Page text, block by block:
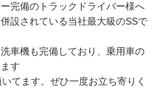
完備のトラックドライバー様へ
設されている当社最大級のSSで
車機も完備しており、乗用車の
す
てます。ぜひ一度お立ち寄りく